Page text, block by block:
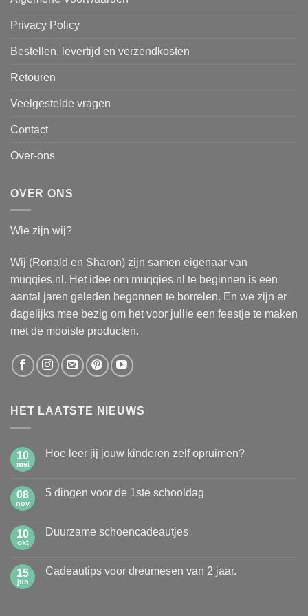
Privacy Policy
Bestellen, levertijd en verzendkosten
Retouren
Veelgestelde vragen
Contact
Over-ons
OVER ONS
Wie zijn wij?
Wij (Ronald en Sharon) zijn samen eigenaar van
muqqies.nl. Het idee om muqqies.nl te beginnen is een
aantal jaren geleden begonnen te borrelen. En we zijn er
dagelijks mee bezig om het voor jullie een feestje te maken
met de mooiste producten.
HET LAATSTE NIEUWS
10
mei
Hoe leer jij jouw kinderen zelf opruimen?
Hoe
kinderen
zelf
08
nov
5 dingen voor de 1ste schooldag
5
1ste
schooldag
10
okt
Duurzame schoencadeautjes
Duurzame
15
jun
Cadeautips voor dreumesen van 2 jaar.